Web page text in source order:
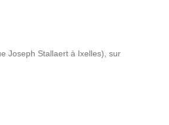
Joseph Stallaert à Ixelles), sur